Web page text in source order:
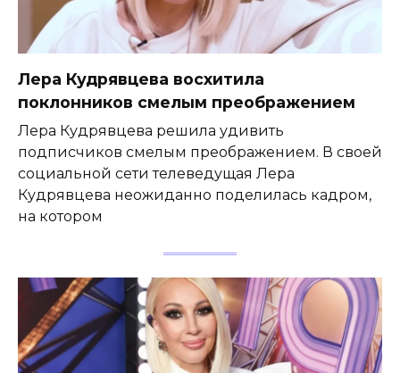
Лера Кудрявцева восхитила
поклонников смелым преображением
Лера Кудрявцева решила удивить
подписчиков смелым преображением. В своей
социальной сети телеведущая Лера
Кудрявцева неожиданно поделилась кадром,
на котором